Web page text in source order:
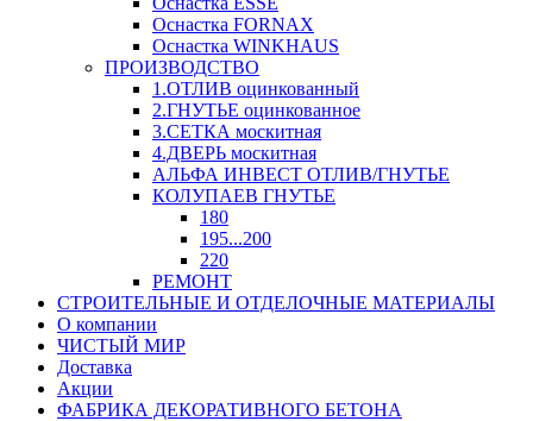
Оснастка FORNAX
Оснастка WINKHAUS
ПРОИЗВОДСТВО
1.ОТЛИВ оцинкованный
2.ГНУТЬЕ оцинкованное
3.СЕТКА москитная
4.ДВЕРЬ москитная
АЛЬФА ИНВЕСТ ОТЛИВ/ГНУТЬЕ
КОЛУПАЕВ ГНУТЬЕ
180
195...200
220
РЕМОНТ
СТРОИТЕЛЬНЫЕ И ОТДЕЛОЧНЫЕ МАТЕРИАЛЫ
О компании
ЧИСТЫЙ МИР
Доставка
Акции
ФАБРИКА ДЕКОРАТИВНОГО БЕТОНА